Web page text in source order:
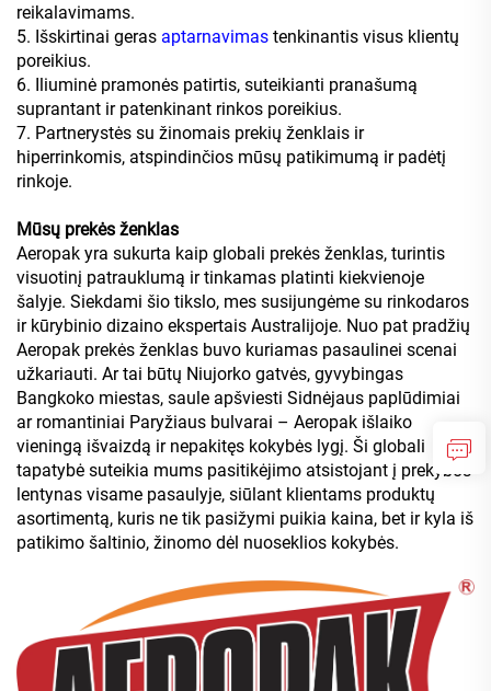
reikalavimams.
5. Išskirtinai geras aptarnavimas tenkinantis visus klientų
poreikius.
6. Iliuminė pramonės patirtis, suteikianti pranašumą
suprantant ir patenkinant rinkos poreikius.
7. Partnerystės su žinomais prekių ženklais ir
hiperrinkomis, atspindinčios mūsų patikimumą ir padėtį
rinkoje.
Mūsų prekės ženklas
Aeropak yra sukurta kaip globali prekės ženklas, turintis
visuotinį patrauklumą ir tinkamas platinti kiekvienoje
šalyje. Siekdami šio tikslo, mes susijungėme su rinkodaros
ir kūrybinio dizaino ekspertais Australijoje. Nuo pat pradžių
Aeropak prekės ženklas buvo kuriamas pasaulinei scenai
užkariauti. Ar tai būtų Niujorko gatvės, gyvybingas
Bangkoko miestas, saule apšviesti Sidnėjaus paplūdimiai
ar romantiniai Paryžiaus bulvarai – Aeropak išlaiko
vieningą išvaizdą ir nepakitęs kokybės lygį. Ši globali
tapatybė suteikia mums pasitikėjimo atsistojant į prekybos
lentynas visame pasaulyje, siūlant klientams produktų
asortimentą, kuris ne tik pasižymi puikia kaina, bet ir kyla iš
patikimo šaltinio, žinomo dėl nuoseklios kokybės.